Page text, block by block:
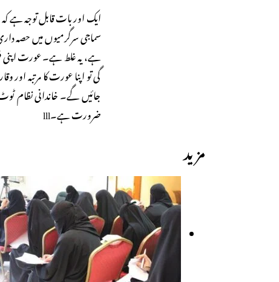
ایک اور بات قابل توجہ ہے
سماجی سرگرمیوں میں حصہ
ہے، یہ غلط ہے۔ عورت اپنی
گی تو اپنا عورت کا مرتبہ
جائیں گے۔ خاندانی نظام
ضرورت ہے۔lll
مزید